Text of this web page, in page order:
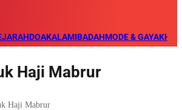
DOAKALAMIBADAHMODE & GAYA
Haji Mabrur
Haji Mabrur